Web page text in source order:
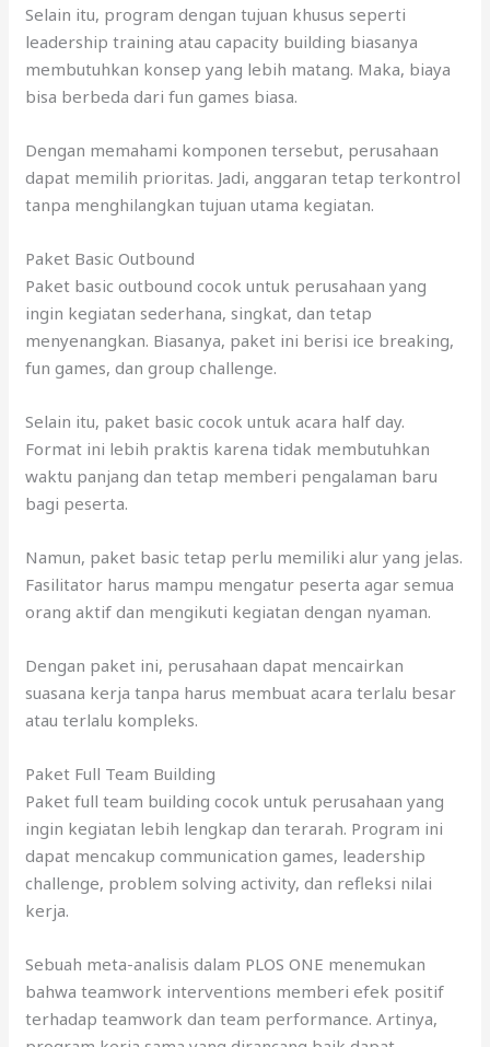
Selain itu, program dengan tujuan khusus seperti
leadership training atau capacity building biasanya
membutuhkan konsep yang lebih matang. Maka, biaya
bisa berbeda dari fun games biasa.
Dengan memahami komponen tersebut, perusahaan
dapat memilih prioritas. Jadi, anggaran tetap terkontrol
tanpa menghilangkan tujuan utama kegiatan.
Paket Basic Outbound
Paket basic outbound cocok untuk perusahaan yang
ingin kegiatan sederhana, singkat, dan tetap
menyenangkan. Biasanya, paket ini berisi ice breaking,
fun games, dan group challenge.
Selain itu, paket basic cocok untuk acara half day.
Format ini lebih praktis karena tidak membutuhkan
waktu panjang dan tetap memberi pengalaman baru
bagi peserta.
Namun, paket basic tetap perlu memiliki alur yang jelas.
Fasilitator harus mampu mengatur peserta agar semua
orang aktif dan mengikuti kegiatan dengan nyaman.
Dengan paket ini, perusahaan dapat mencairkan
suasana kerja tanpa harus membuat acara terlalu besar
atau terlalu kompleks.
Paket Full Team Building
Paket full team building cocok untuk perusahaan yang
ingin kegiatan lebih lengkap dan terarah. Program ini
dapat mencakup communication games, leadership
challenge, problem solving activity, dan refleksi nilai
kerja.
Sebuah meta-analisis dalam PLOS ONE menemukan
bahwa teamwork interventions memberi efek positif
terhadap teamwork dan team performance. Artinya,